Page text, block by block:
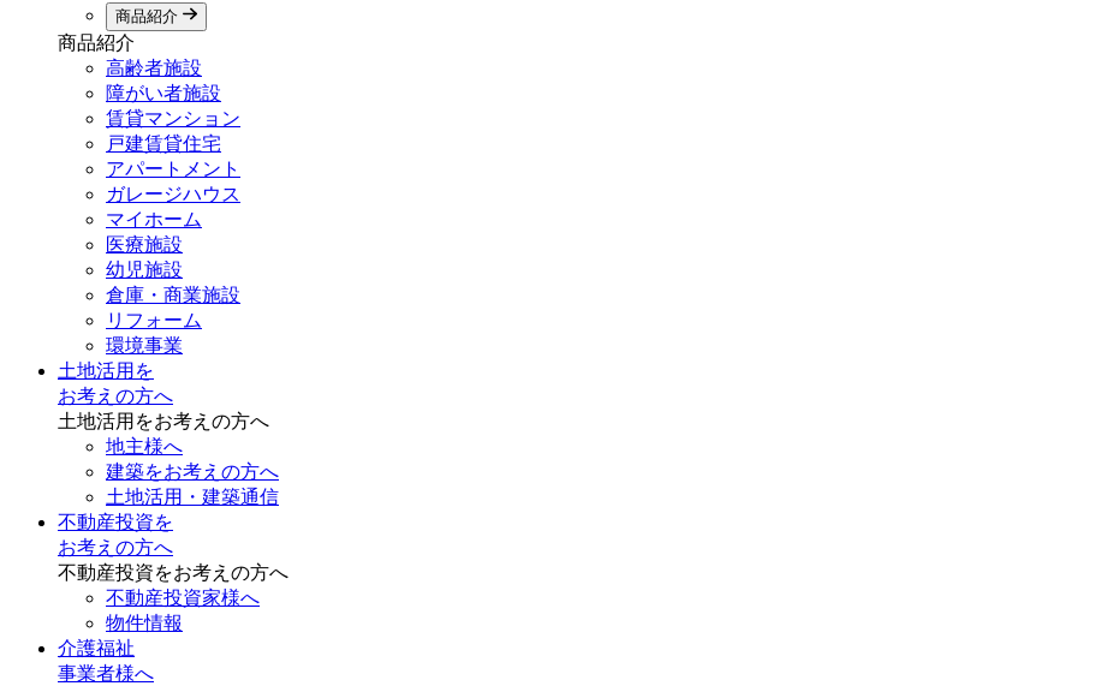
商品紹介
商品紹介
高齢者施設
障がい者施設
賃貸マンション
戸建賃貸住宅
アパートメント
ガレージハウス
マイホーム
医療施設
幼児施設
倉庫・商業施設
リフォーム
環境事業
土地活用を
お考えの方へ
土地活用をお考えの方へ
地主様へ
建築をお考えの方へ
土地活用・建築通信
不動産投資を
お考えの方へ
不動産投資をお考えの方へ
不動産投資家様へ
物件情報
介護福祉
事業者様へ